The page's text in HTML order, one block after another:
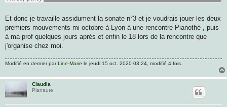
Et donc je travaille assidument la sonate n°3 et je voudrais jouer les deux
premiers mouvements mi octobre à Lyon à une rencontre Pianothé , puis
à ma prof quelques jours après et enfin le 18 lors de la rencontre que
j'organise chez moi.
Modifié en dernier parLine-Marie le jeudi 15 oct. 2020 03:24, modifié 4 fois.
Claudia
Pianaute